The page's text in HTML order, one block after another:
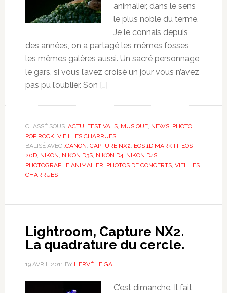
animalier, dans le sens
le plus noble du terme.
Je le connais depuis
des années, on a partagé les mêmes fosses,
les mêmes galères aussi. Un sacré personnage,
le gars, si vous l’avez croisé un jour vous n’avez
pas pu l’oublier. Son […]
CLASSÉ SOUS :ACTU FESTIVALS, MUSIQUE, NEWS, PHOTO,
POP ROCK, VIEILLES CHARRUES
BALISÉ AVEC :CANON CAPTURE NX2 EOS 1D MARK III EOS
20D, NIKON NIKON D3S, NIKON D4 NIKON D4S,
PHOTOGRAPHE ANIMALIER PHOTOS DE CONCERTS, VIEILLES
CHARRUES
Lightroom, Capture NX2.
La quadrature du cercle.
19 AVRIL 2011 BY HERVÉ LE GALL
C’est dimanche. Il fait